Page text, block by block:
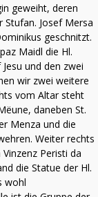
geweiht, deren
Josef Mersa
geschnitzt.
Maidl die Hl.
und den zwei
wir zwei weitere
vom Altar steht
daneben St.
Menza und die
Weiter rechts
Peristi da
die Statue der Hl.
wohl